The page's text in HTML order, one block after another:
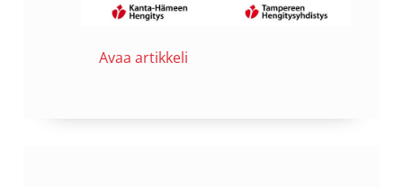
Avaa artikkeli